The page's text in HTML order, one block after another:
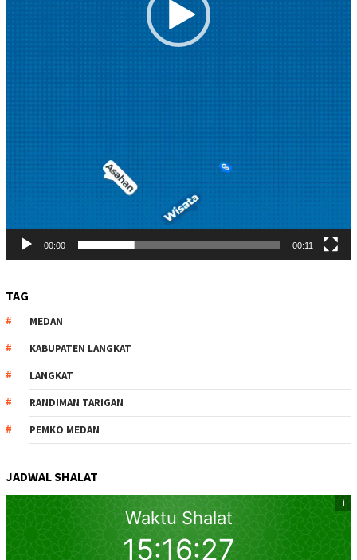
00:00 00:11
TAG
MEDAN
KABUPATEN LANGKAT
LANGKAT
RANDIMAN TARIGAN
PEMKO MEDAN
JADWAL SHALAT